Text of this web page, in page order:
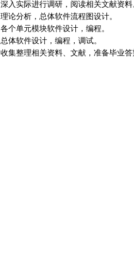
深入实际进行调研，阅读相关文献资
理论分析，总体软件流程图设计。
各个单元模块软件设计，编程。
总体软件设计，编程，调试。
收集整理相关资料、文献，准备毕业